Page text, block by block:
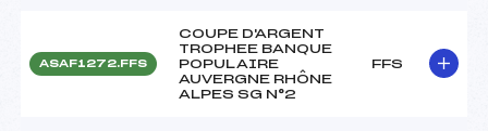
ASAF1272.FFS
COUPE D'ARGENT
TROPHEE BANQUE
POPULAIRE
AUVERGNE RHÔNE
ALPES SG N°2
FFS